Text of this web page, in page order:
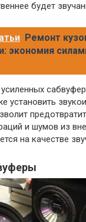
будет
Ремонт
экономия
установить
и шумов из
на качестве